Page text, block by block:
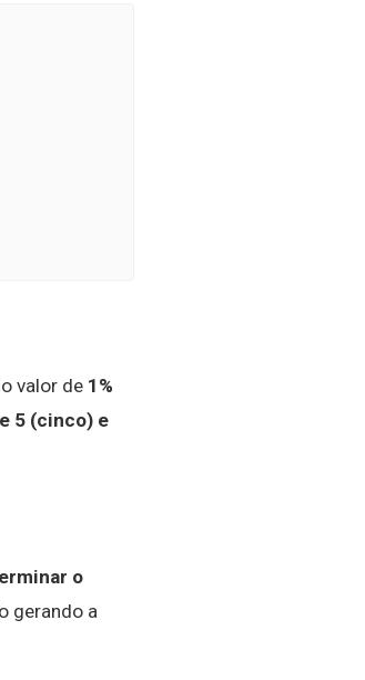
valor de 1%
5 (cinco) e
o
gerando a